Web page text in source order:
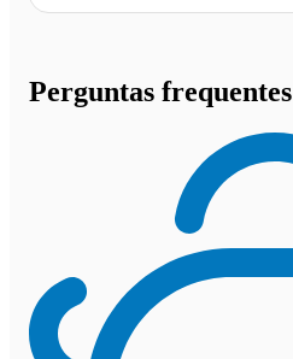
Perguntas frequentes